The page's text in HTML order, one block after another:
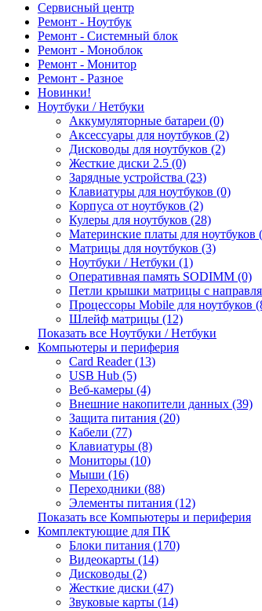
Сервисный центр
Ремонт - Ноутбук
Ремонт - Системный блок
Ремонт - Моноблок
Ремонт - Монитор
Ремонт - Разное
Новинки!
Ноутбуки / Нетбуки
Аккумуляторные батареи (0)
Аксессуары для ноутбуков (2)
Дисководы для ноутбуков (2)
Жесткие диски 2.5 (0)
Зарядные устройства (23)
Клавиатуры для ноутбуков (0)
Корпуса от ноутбуков (2)
Кулеры для ноутбуков (28)
Материнские платы для ноутбуков
Матрицы для ноутбуков (3)
Ноутбуки / Нетбуки (1)
Оперативная память SODIMM (0)
Петли крышки матрицы с
Процессоры Mobile для ноутбуков
Шлейф матрицы (12)
Показать все Ноутбуки / Нетбуки
Компьютеры и периферия
Card Reader (13)
USB Hub (5)
Веб-камеры (4)
Внешние накопители данных (39)
Защита питания (20)
Кабели (77)
Клавиатуры (8)
Мониторы (10)
Мыши (16)
Переходники (88)
Элементы питания (12)
Показать все Компьютеры и периферия
Комплектующие для ПК
Блоки питания (170)
Видеокарты (14)
Дисководы (2)
Жесткие диски (47)
Звуковые карты (14)